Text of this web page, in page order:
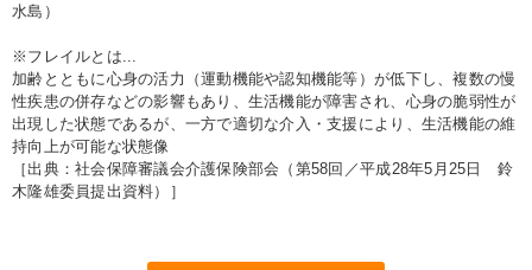
水島）
※フレイルとは...
加齢とともに心身の活力（運動機能や認知機能等）が低下し、複数の慢
性疾患の併存などの影響もあり、生活機能が障害され、心身の脆弱性が
出現した状態であるが、一方で適切な介入・支援により、生活機能の維
持向上が可能な状態像
［出典：社会保障審議会介護保険部会（第58回／平成28年5月25日 鈴
木隆雄委員提出資料）］